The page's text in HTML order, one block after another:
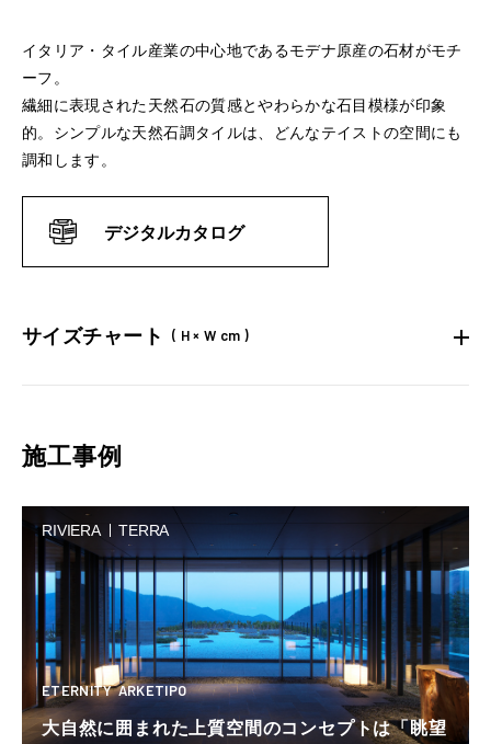
イタリア・タイル産業の中心地であるモデナ原産の石材がモチ
ーフ。
繊細に表現された天然石の質感とやわらかな石目模様が印象
的。シンプルな天然石調タイルは、どんなテイストの空間にも
調和します。
デジタルカタログ
サイズチャート ( H × W cm )
施工事例
RIVIERA TERRA
ETERNITY ARKETIPO
大自然に囲まれた上質空間のコンセプトは「眺望